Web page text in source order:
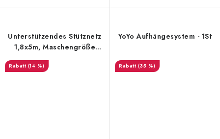
Unterstützendes Stütznetz
1,8x5m, Maschengröße
18x18cm
(14 %)
YoYo Aufhängesystem - 1St
(35 %)